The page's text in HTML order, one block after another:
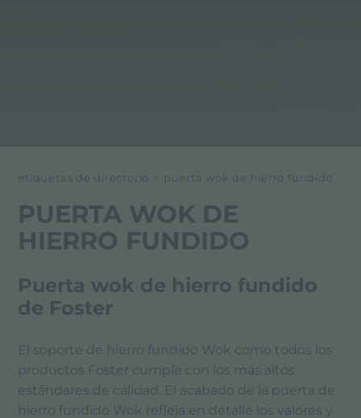
etiquetas de directorio > puerta wok de hierro fundido
PUERTA WOK DE
HIERRO FUNDIDO
Puerta wok de hierro fundido
de Foster
El soporte de hierro fundido Wok como todos los
productos Foster cumple con los más altos
estándares de calidad. El acabado de la puerta de
hierro fundido Wok refleja en detalle los valores y